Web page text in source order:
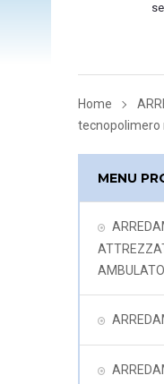
Home
tecnopolimero
MENU